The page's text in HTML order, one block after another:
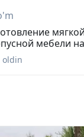
мебели
oldin